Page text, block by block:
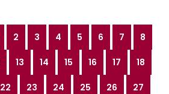
2 3 4 5 6 7 8
13 14 15 16 17 18
22 23 24 25 26 27